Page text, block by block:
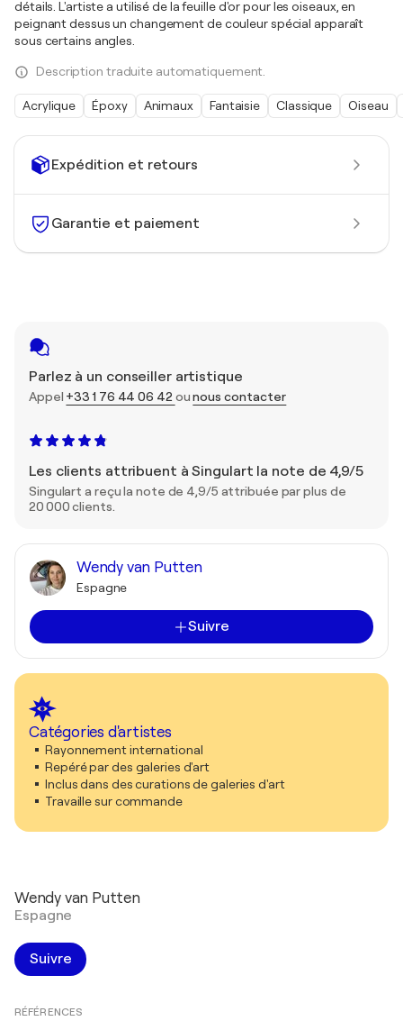
Expédition et retours
Garantie et paiement
Parlez à un conseiller artistique
Appel +33 1 76 44 06 42ounous contacter
Les clients attribuent à Singulart la note de 4,9/5
Singulart a reçu la note de 4,9/5 attribuée par plus de
20 000 clients.
Wendy van Putten
Espagne
Suivre
Catégories d'artistes
Rayonnement international
Repéré par des galeries d'art
Inclus dans des curations de galeries d'art
Travaille sur commande
détails. L'artiste a utilisé de la feuille d'or pour les oiseaux, en
peignant dessus un changement de couleur spécial apparaît
sous certains angles.
Description traduite automatiquement.
Acrylique Époxy Animaux Fantaisie Classique Oiseau
Wendy van Putten
Espagne
Suivre
RÉFÉRENCES